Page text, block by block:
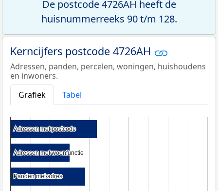
De postcode 4726AH heeft de
huisnummerreeks 90 t/m 128.
Kerncijfers postcode 4726AH
Adressen, panden, percelen, woningen, huishoudens
en inwoners.
Grafiek
Tabel
Adressen met postcode
Adressen met postcode
Adressen met woonfunctie
Adressen met woonfunctie
Panden met adres
Panden met adres